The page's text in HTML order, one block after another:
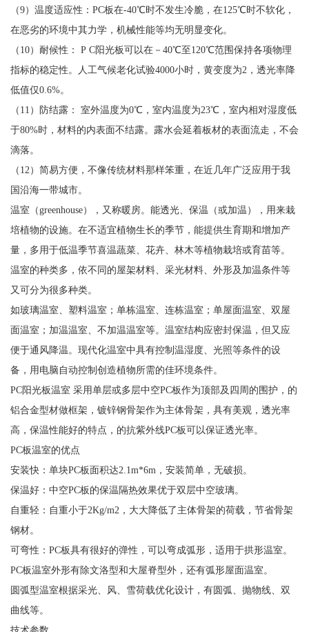
（9）温度适应性：PC板在-40℃时不发生冷脆，在125℃时不软化，
在恶劣的环境中其力学，机械性能等均无明显变化。
（10）耐候性： P C阳光板可以在－40℃至120℃范围保持各项物理
指标的稳定性。人工气候老化试验4000小时，黄变度为2，透光率降
低值仅0.6%。
（11）防结露： 室外温度为0℃，室内温度为23℃，室内相对湿度低
于80%时，材料的内表面不结露。露水会延着板材的表面流走，不会
滴落。
（12）简易方便，不像传统材料那样笨重，在近几年广泛应用于我
国沿海一带城市。
温室（greenhouse），又称暖房。能透光、保温（或加温），用来栽
培植物的设施。在不适宜植物生长的季节，能提供生育期和增加产
量，多用于低温季节喜温蔬菜、花卉、林木等植物栽培或育苗等。
温室的种类多，依不同的屋架材料、采光材料、外形及加温条件等
又可分为很多种类。
如玻璃温室、塑料温室；单栋温室、连栋温室；单屋面温室、双屋
面温室；加温温室、不加温温室等。温室结构应密封保温，但又应
便于通风降温。现代化温室中具有控制温湿度、光照等条件的设
备，用电脑自动控制创造植物所需的佳环境条件。
PC阳光板温室 采用单层或多层中空PC板作为顶部及四周的围护，的
铝合金型材做框架，镀锌钢骨架作为主体骨架，具有美观，透光率
高，保温性能好的特点，的抗紫外线PC板可以保证透光率。
PC板温室的优点
安装快：单块PC板面积达2.1m*6m，安装简单，无破损。
保温好：中空PC板的保温隔热效果优于双层中空玻璃。
自重轻：自重小于2Kg/m2，大大降低了主体骨架的荷载，节省骨架
钢材。
可弯性：PC板具有很好的弹性，可以弯成弧形，适用于拱形温室。
PC板温室外形有除文洛型和大屋脊型外，还有弧形屋面温室。
圆弧型温室根据采光、风、雪荷载优化设计，有圆弧、抛物线、双
曲线等。